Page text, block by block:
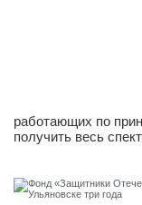
работающих по
получить весь